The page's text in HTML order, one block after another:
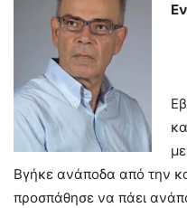
Βγήκε ανάποδα από την
προσπάθησε να πάει